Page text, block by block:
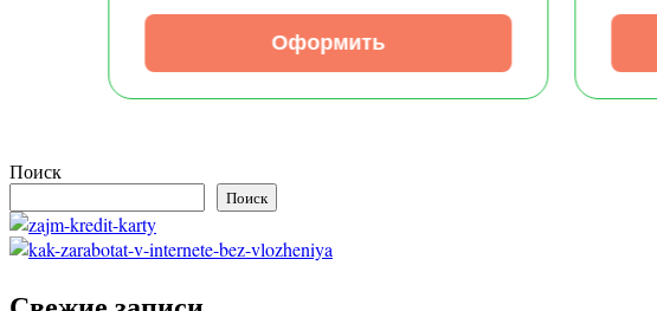
Оформить
Поиск
Поиск